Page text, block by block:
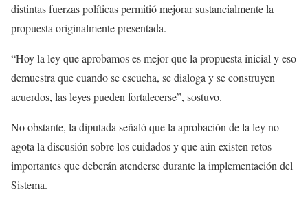
distintas fuerzas políticas permitió mejorar sustancialmente la
propuesta originalmente presentada.
“Hoy la ley que aprobamos es mejor que la propuesta inicial y eso
demuestra que cuando se escucha, se dialoga y se construyen
acuerdos, las leyes pueden fortalecerse”, sostuvo.
No obstante, la diputada señaló que la aprobación de la ley no
agota la discusión sobre los cuidados y que aún existen retos
importantes que deberán atenderse durante la implementación del
Sistema.